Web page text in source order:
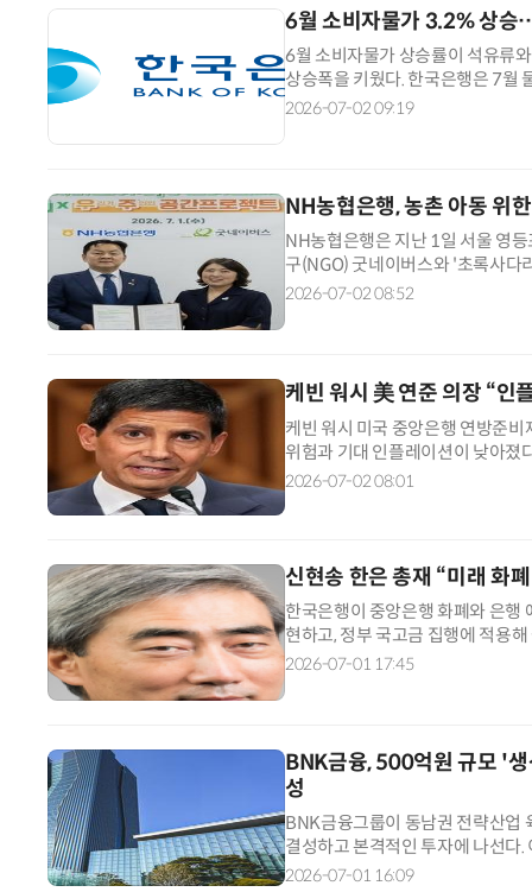
6월 소비자물가 3.2% 상승
6월 소비자물가 상승률이 석유류
상승폭을 키웠다. 한국은행은 7월
6월보다 다소 낮아질 것으로 전망
2026-07-02 09:19
NH농협은행, 농촌 아동 위
NH농협은행은 지난 1일 서울 영
구(NGO) 굿네이버스와 '초록사
을 전달했다. 이 프로젝트는 문화·
2026-07-02 08:52
케빈 워시 美 연준 의장 “인
케빈 워시 미국 중앙은행 연방준
위험과 기대 인플레이션이 낮아졌
에 비대해진 대차대조표를 점진적
2026-07-02 08:01
신현송 한은 총재 “미래 화
한국은행이 중앙은행 화폐와 은행
현하고, 정부 국고금 집행에 적용
포르투갈 신트라에서 열린 유럽중
2026-07-01 17:45
BNK금융, 500억원 규모 '
성
BNK금융그룹이 동남권 전략산업
결성하고 본격적인 투자에 나선다
기업을 육성하는 마중물 역할을
2026-07-01 16:09